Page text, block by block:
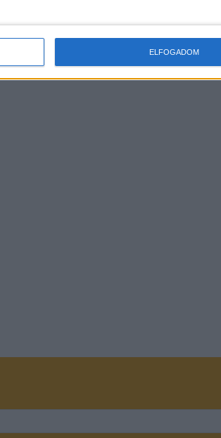
ELFOGADOM